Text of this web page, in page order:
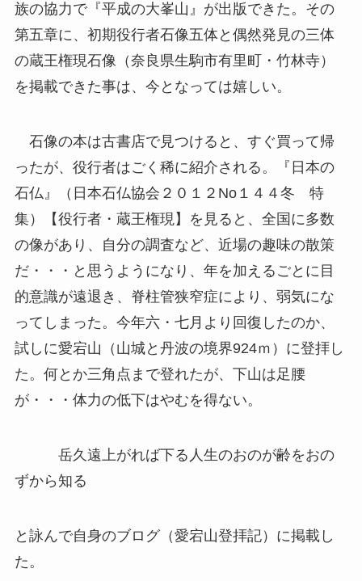
族の協力で『平成の大峯山』が出版できた。その
第五章に、初期役行者石像五体と偶然発見の三体
の蔵王権現石像（奈良県生駒市有里町・竹林寺）
を掲載できた事は、今となっては嬉しい。
石像の本は古書店で見つけると、すぐ買って帰
ったが、役行者はごく稀に紹介される。『日本の
石仏』（日本石仏協会２０１２No１４４冬 特
集）【役行者・蔵王権現】を見ると、全国に多数
の像があり、自分の調査など、近場の趣味の散策
だ・・・と思うようになり、年を加えるごとに目
的意識が遠退き、脊柱管狭窄症により、弱気にな
ってしまった。今年六・七月より回復したのか、
試しに愛宕山（山城と丹波の境界924ｍ）に登拝し
た。何とか三角点まで登れたが、下山は足腰
が・・・体力の低下はやむを得ない。
岳久遠上がれば下る人生のおのが齢をおの
ずから知る
と詠んで自身のブログ（愛宕山登拝記）に掲載し
た。